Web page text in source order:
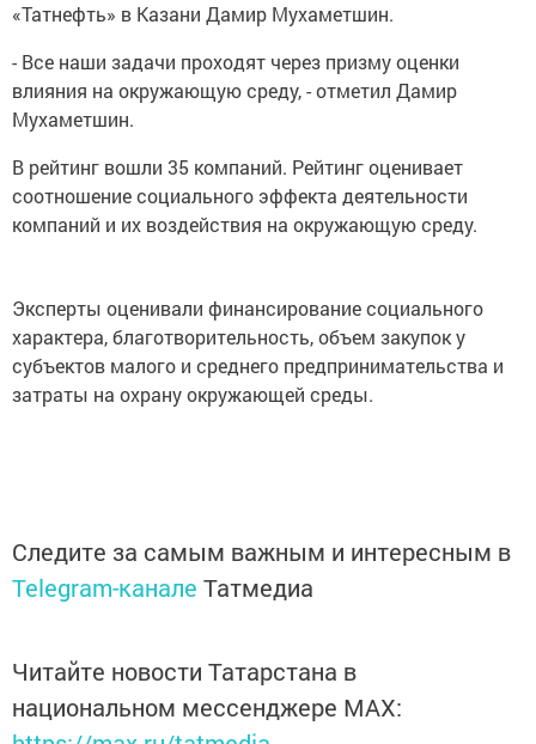
«Татнефть» в Казани Дамир Мухаметшин.
- Все наши задачи проходят через призму оценки
влияния на окружающую среду, - отметил Дамир
Мухаметшин.
В рейтинг вошли 35 компаний. Рейтинг оценивает
соотношение социального эффекта деятельности
компаний и их воздействия на окружающую среду.
Эксперты оценивали финансирование социального
характера, благотворительность, объем закупок у
субъектов малого и среднего предпринимательства и
затраты на охрану окружающей среды.
Следите за самым важным и интересным в
Telegram-канале Татмедиа
Читайте новости Татарстана в
национальном мессенджере MАХ: